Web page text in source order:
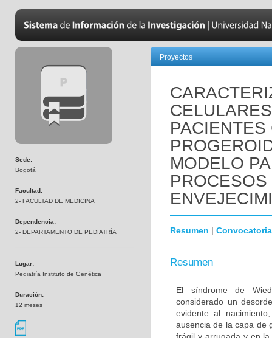
Sede:
Bogotá
Facultad:
2- FACULTAD DE MEDICINA
Dependencia:
2- DEPARTAMENTO DE PEDIATRÍA
Lugar:
Pediatría Instituto de Genética
Duración:
12 meses
Proyectos
MODELO
Resumen | Convocatoria
Resumen
El síndrome de
considerado un
evidente al
ausencia de la capa de